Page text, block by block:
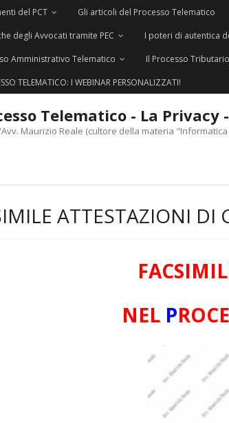
del PCT Gli articoli del Processo Telematico
degli Avvocati tramite PEC
I poteri di autentica
Amministrativo Telematico
Il Processo
TELEMATICO: I WEBINAR PERSONALIZZATI!
Telematico - La
Maurizio Reale (cultore della materia
ATTESTAZIONI DI
NEL P